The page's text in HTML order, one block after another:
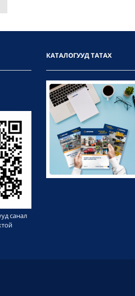
санал
КАТАЛОГУУД ТАТАХ